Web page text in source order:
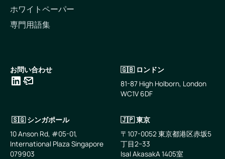
ホワイトペーパー
専門用語集
お問い合わせ
🇬🇧 ロンドン
81-87 High Holborn, London
WC1V 6DF
🇸🇬 シンガポール
10 Anson Rd, #05-01,
International Plaza Singapore
079903
🇯🇵 東京
〒107-0052 東京都港区赤坂5
丁目2−33
IsaI AkasakA 1405室